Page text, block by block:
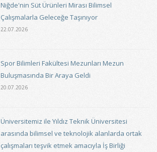
Niğde'nin Süt Ürünleri Mirası Bilimsel
Çalışmalarla Geleceğe Taşınıyor
22.07.2026
Spor Bilimleri Fakültesi Mezunları Mezun
Buluşmasında Bir Araya Geldi
20.07.2026
Üniversitemiz ile Yıldız Teknik Üniversitesi
arasında bilimsel ve teknolojik alanlarda ortak
çalışmaları teşvik etmek amacıyla İş Birliği